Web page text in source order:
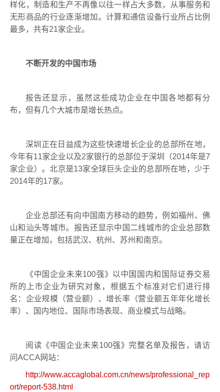
样化，制造和生产不再像以往一样占大多数，从事服务和
无形商品的行业逐渐增加。计算和通信设备行业所占比例
最多，共有21家企业。
不断开发的中国市场
报告还显示，虽然这些成功企业在中国各地都有分
布，但有几个大城市是增长热点。
深圳正在日益成为这些快速增长企业的总部所在地，
今年有11家企业以及2家银行的总部位于深圳（2014年是7
家企业）。北京是13家全球巨头企业的总部所在地，少于
2014年的17家。
企业总部还有向中国南方移动的趋势，例如福州、佛
山和汕头等城市。报告还显示中国二线城市的企业总部数
量正在增加，包括武汉、杭州、苏州和南京。
《中国企业未来100强》以中国国内和国际证券交易
所的上市企业为研究对象，根据五个标准对它们进行排
名：企业规模（营业额）、增长率（营业额五年年化增长
率）、国内地位、国际市场表现、商业模式与战略。
阅读《中国企业未来100强》完整名单及报告，请访
问 ACCA 网站：
http://www.accaglobal.com.cn/news/professional_rep
ort/report-538.html